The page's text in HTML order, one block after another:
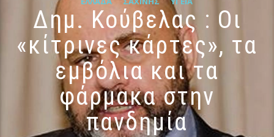
Δημ. Κούβελας : Οι
«κίτρινες κάρτες», τα
εμβόλια και τα
φάρμακα στην
πανδημία